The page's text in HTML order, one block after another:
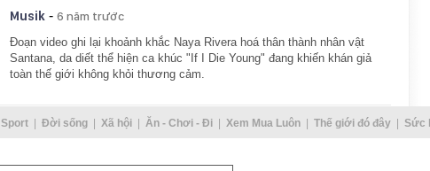
Musik - 6 năm trước
Đoạn video ghi lại khoảnh khắc Naya Rivera hoá thân thành nhân vật
Santana, da diết thể hiện ca khúc "If I Die Young" đang khiến khán giả
toàn thế giới không khỏi thương cảm.
Sport Đời sống Xã hội Ăn - Chơi - Đi Xem Mua Luôn Thế giới đó đây Sức